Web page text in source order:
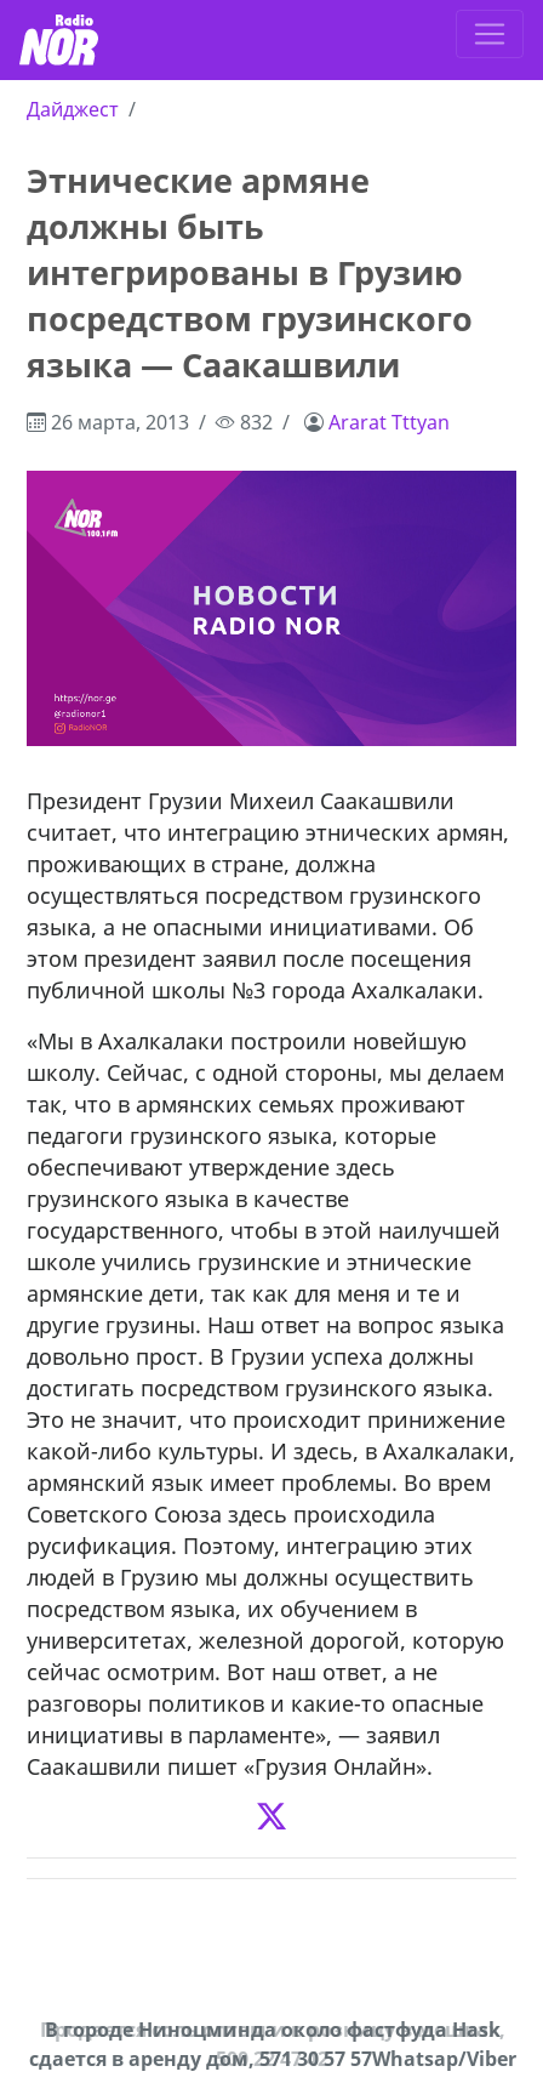
Дайджест
Этнические армяне
должны быть
интегрированы в Грузию
посредством грузинского
языка — Саакашвили
26 марта, 2013 832 Ararat Tttyan
Президент Грузии Михеил Саакашвили
считает, что интеграцию этнических армян,
проживающих в стране, должна
осуществляться посредством грузинского
языка, а не опасными инициативами. Об
этом президент заявил после посещения
публичной школы №3 города Ахалкалаки.
«Мы в Ахалкалаки построили новейшую
школу. Сейчас, с одной стороны, мы делаем
так, что в армянских семьях проживают
педагоги грузинского языка, которые
обеспечивают утверждение здесь
грузинского языка в качестве
государственного, чтобы в этой наилучшей
школе учились грузинские и этнические
армянские дети, так как для меня и те и
другие грузины. Наш ответ на вопрос языка
довольно прост. В Грузии успеха должны
достигать посредством грузинского языка.
Это не значит, что происходит принижение
какой-либо культуры. И здесь, в Ахалкалаки,
армянский язык имеет проблемы. Во врем
Советского Союза здесь происходила
русификация. Поэтому, интеграцию этих
людей в Грузию мы должны осуществить
посредством языка, их обучением в
университетах, железной дорогой, которую
сейчас осмотрим. Вот наш ответ, а не
разговоры политиков и какие-то опасные
инициативы в парламенте», — заявил
Саакашвили пишет «Грузия Онлайн».
Продается соль оптом и в розницу в мешках,
500 22 47 42
В городе Ниноцминда около фастфуда Hask
cдается в аренду дом, 571 30 57 57Whatsap/Viber